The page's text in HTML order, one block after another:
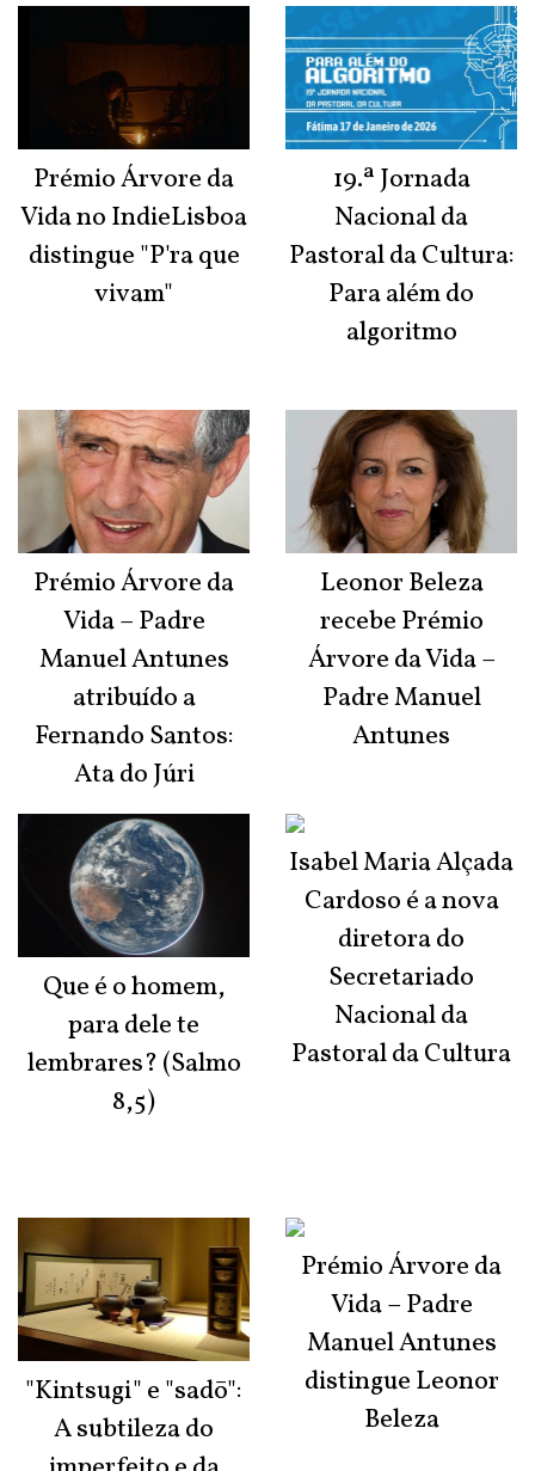
Prémio Árvore da
Vida no IndieLisboa
distingue "P'ra que
vivam"
Prémio Árvore da
Vida – Padre
Manuel Antunes
atribuído a
Fernando Santos:
Ata do Júri
Que é o homem,
para dele te
lembrares? (Salmo
8,5)
"Kintsugi" e "sadō":
A subtileza do
19.ª Jornada
Nacional da
Pastoral da Cultura:
Para além do
algoritmo
Leonor Beleza
recebe Prémio
Árvore da Vida –
Padre Manuel
Antunes
Isabel Maria Alçada
Cardoso é a nova
diretora do
Secretariado
Nacional da
Pastoral da Cultura
Prémio Árvore da
Vida – Padre
Manuel Antunes
distingue Leonor
Beleza